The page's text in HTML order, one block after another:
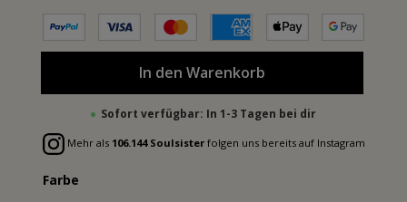
In den Warenkorb
Sofort verfügbar: In 1-3 Tagen bei dir
Mehr als 106.144 Soulsisterfolgen uns bereits auf Instagram
Farbe